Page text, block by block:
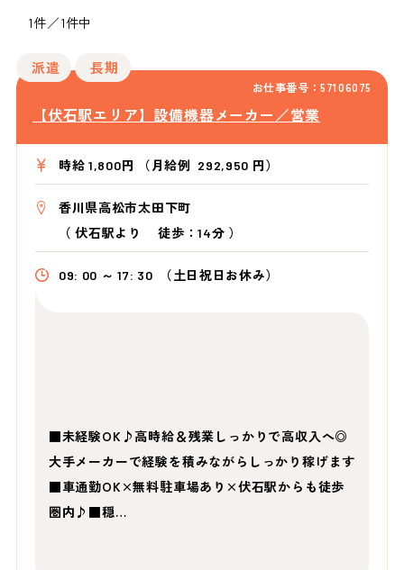
1件／1件中
お仕事番号：57106075
派遣 長期
【伏石駅エリア】設備機器メーカー／営業
時給 1,800円 （月給例 292,950 円）
香川県高松市太田下町
（伏石駅より徒歩：14分 ）
09: 00 ～ 17: 30 （土日祝日お休み）
■未経験OK♪高時給＆残業しっかりで高収入へ◎
大手メーカーで経験を積みながらしっかり稼げます
■車通勤OK×無料駐車場あり×伏石駅からも徒歩
圏内♪■穏…